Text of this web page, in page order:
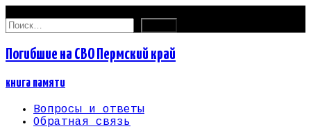
Найти:
Погибшие на СВО Пермский край
книга памяти
Вопросы и ответы
Обратная связь